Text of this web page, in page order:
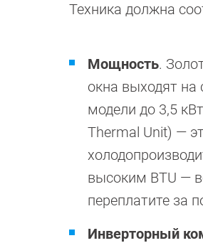
Техника должна
Мощность.
окна выходят
модели до 3,5
Thermal Unit) —
высоким BTU —
переплатите за
Инверторный